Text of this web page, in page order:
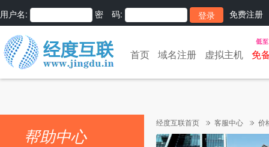
用户名: 密 码: 免费注册
首页 域名注册 虚拟主机 免
帮助中心
经度互联首页 客服中心 价